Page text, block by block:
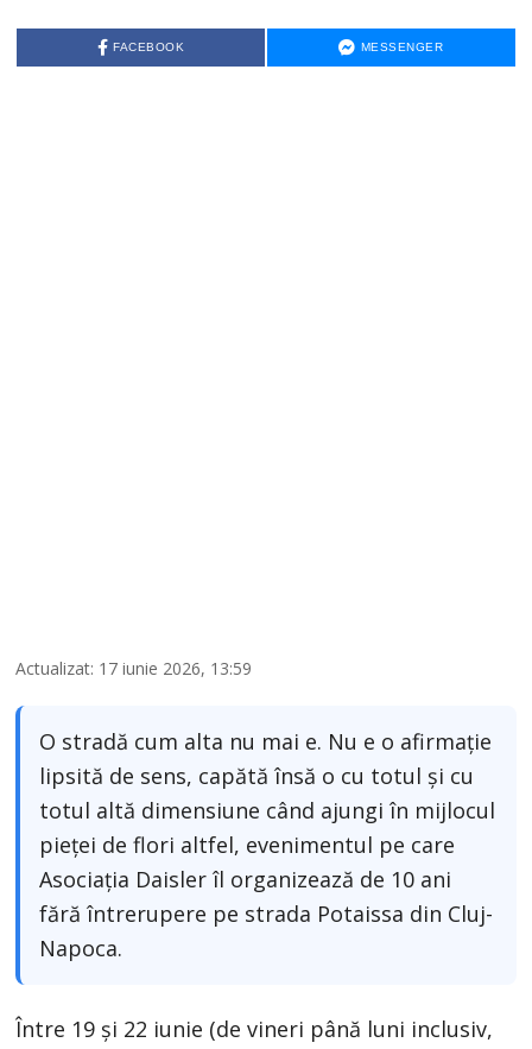
FACEBOOK MESSENGER
Actualizat: 17 iunie 2026, 13:59
O stradă cum alta nu mai e. Nu e o afirmație
lipsită de sens, capătă însă o cu totul și cu
totul altă dimensiune când ajungi în mijlocul
pieței de flori altfel, evenimentul pe care
Asociația Daisler îl organizează de 10 ani
fără întrerupere pe strada Potaissa din Cluj-
Napoca.
Între 19 și 22 iunie (de vineri până luni inclusiv,